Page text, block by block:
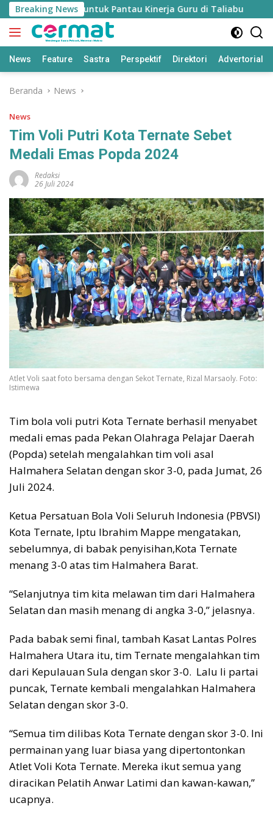
Langsung
ke
konten
Breaking News
Disiapkan untuk Pantau Kinerja Guru di Taliabu
News Feature Sastra Perspektif Direktori Advertorial
Beranda News
News
Tim Voli Putri Kota Ternate Sebet
Medali Emas Popda 2024
Redaksi
26 Juli 2024
Atlet Voli saat foto bersama dengan Sekot Ternate, Rizal Marsaoly. Foto:
Istimewa
Tim bola voli putri Kota Ternate berhasil menyabet
medali emas pada Pekan Olahraga Pelajar Daerah
(Popda) setelah mengalahkan tim voli asal
Halmahera Selatan dengan skor 3-0, pada Jumat, 26
Juli 2024.
Ketua Persatuan Bola Voli Seluruh Indonesia (PBVSI)
Kota Ternate, Iptu Ibrahim Mappe mengatakan,
sebelumnya, di babak penyisihan,Kota Ternate
menang 3-0 atas tim Halmahera Barat.
“Selanjutnya tim kita melawan tim dari Halmahera
Selatan dan masih menang di angka 3-0,” jelasnya.
Pada babak semi final, tambah Kasat Lantas Polres
Halmahera Utara itu, tim Ternate mengalahkan tim
dari Kepulauan Sula dengan skor 3-0. Lalu li partai
puncak, Ternate kembali mengalahkan Halmahera
Selatan dengan skor 3-0.
“Semua tim dilibas Kota Ternate dengan skor 3-0. Ini
permainan yang luar biasa yang dipertontonkan
Atlet Voli Kota Ternate. Mereka ikut semua yang
diracikan Pelatih Anwar Latimi dan kawan-kawan,”
ucapnya.